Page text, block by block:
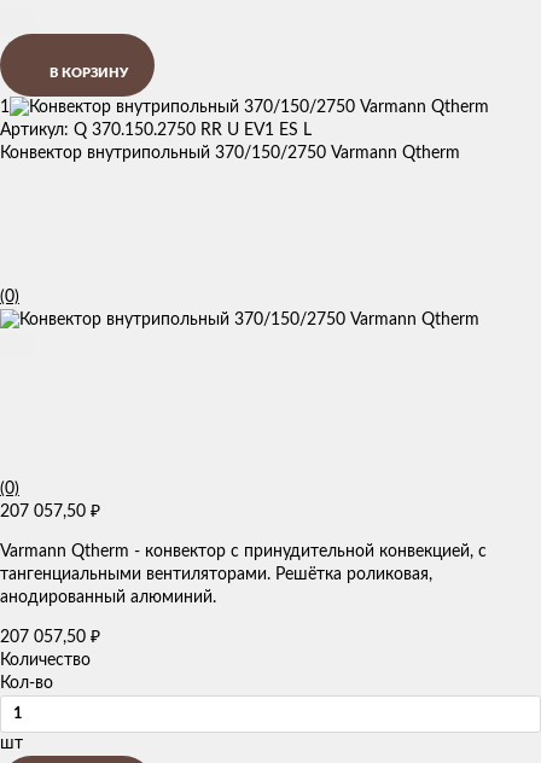
В КОРЗИНУ
1
Артикул: Q 370.150.2750 RR U EV1 ES L
Конвектор внутрипольный 370/150/2750 Varmann Qtherm
(0)
(0)
207 057,50 ₽
Varmann Qtherm - конвектор с принудительной конвекцией, с
тангенциальными вентиляторами. Решётка роликовая,
анодированный алюминий.
207 057,50 ₽
Количество
Кол-во
шт